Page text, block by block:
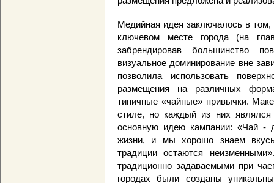
Медийная идея заключалось в
ключевом месте города (на
забрендировав большинство
визуальное доминирование вне
позволила использовать
размещения на различных
типичные «чайные» привычки.
стиле, но каждый из них
основную идею кампании: «Чай -
жизни, и мы хорошо знаем
традиции остаются
традиционно задаваемыми при
городах были созданы